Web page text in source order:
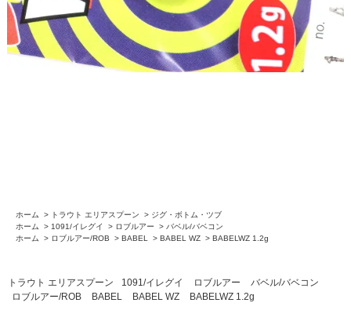
ホーム > トラウト エリアスプーン > ジグ・ボトム・ツブ
ホーム
> 1091/イレグイ > ロブルアー > バベル/バベコン
ホーム
> ロブルアー/ROB > BABEL > BABEL WZ > BABELWZ 1.2g
トラウト エリアスプーン 1091/イレグイ ロブルアー
バベル/バベコン
ロブルアー/ROB
BABEL BABEL WZ BABELWZ 1.2g